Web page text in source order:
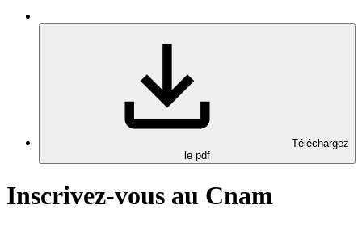
Téléchargez
le pdf
Inscrivez-vous au Cnam